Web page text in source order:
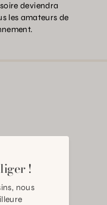
deviendra
les amateurs de
!
nous